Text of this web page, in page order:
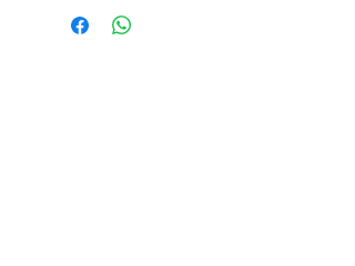
Editorial: MILKY WAY
Idioma: Castellano